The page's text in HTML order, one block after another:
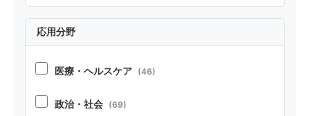
応用分野
医療・ヘルスケア (46)
政治・社会 (69)